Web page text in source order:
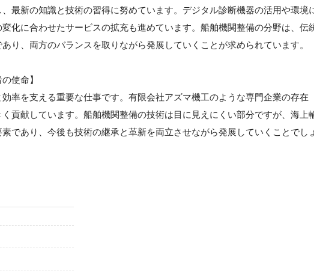
最新の知識と技術の習得に努めています。デジタル診断機器の活用や環境
化に合わせたサービスの拡充も進めています。船舶機関整備の分野は、伝
り、両方のバランスを取りながら発展していくことが求められています。
使命】
率を支える重要な仕事です。有限会社アズマ機工のような専門企業の存在
貢献しています。船舶機関整備の技術は目に見えにくい部分ですが、海上
であり、今後も技術の継承と革新を両立させながら発展していくことでし